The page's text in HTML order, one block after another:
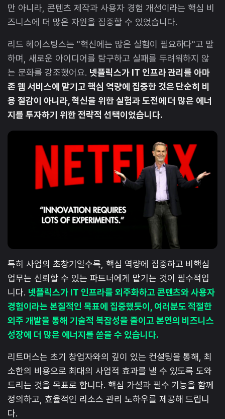
만 아니라, 콘텐츠 제작과 사용자 경험 개선이라는 핵심 비
즈니스에 더 많은 자원을 집중할 수 있었습니다.
리드 헤이스팅스는 "혁신에는 많은 실험이 필요하다"고 말
하며, 새로운 아이디어를 탐구하고 실패를 두려워하지 않
는 문화를 강조했어요. 넷플릭스가 IT 인프라 관리를 아마
존 웹 서비스에 맡기고 핵심 역량에 집중한 것은 단순히 비
용 절감이 아니라, 혁신을 위한 실험과 도전에 더 많은 에너
지를 투자하기 위한 전략적 선택이었습니다.
특히 사업의 초창기일수록, 핵심 역량에 집중하고 비핵심
업무는 신뢰할 수 있는 파트너에게 맡기는 것이 필수적입
니다. 넷플릭스가 IT 인프라를 외주화하고 콘텐츠와 사용자
경험이라는 본질적인 목표에 집중했듯이, 여러분도 적절한
외주 개발을 통해 기술적 복잡성을 줄이고 본연의 비즈니스
성장에 더 많은 에너지를 쏟을 수 있습니다.
리트머스는 초기 창업자와의 깊이 있는 컨설팅을 통해, 최
소한의 비용으로 최대의 사업적 효과를 낼 수 있도록 도와
드리는 것을 목표로 합니다. 핵심 가설과 필수 기능을 함께
정의하고, 효율적인 리소스 관리 노하우를 제공해 드립니
다.